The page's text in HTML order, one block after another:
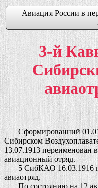
Авиация России в
3-й
Сформированний
Сибирском
13.07.1913 переименован
авиационный отряд.
5 СибКАО 16.03.1916
авиаотряд.
По состоянию на 12